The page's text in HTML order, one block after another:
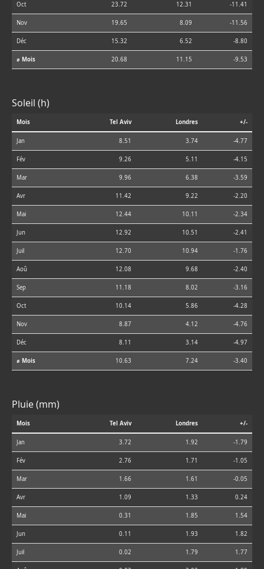
Oct 23.72 12.31 -11.41
Nov 19.65 8.09 -11.56
Déc 15.32 6.52 -8.80
⌀ Mois 20.68 11.15 -9.53
Soleil (h)
Mois Tel Aviv Londres +/-
Jan 8.51 3.74 -4.77
Fév 9.26 5.11 -4.15
Mar 9.96 6.38 -3.59
Avr 11.42 9.22 -2.20
Mai 12.44 10.11 -2.34
Jun 12.92 10.51 -2.41
Juil 12.70 10.94 -1.76
Aoû 12.08 9.68 -2.40
Sep 11.18 8.02 -3.16
Oct 10.14 5.86 -4.28
Nov 8.87 4.12 -4.76
Déc 8.11 3.14 -4.97
⌀ Mois 10.63 7.24 -3.40
Pluie (mm)
Mois Tel Aviv Londres +/-
Jan 3.72 1.92 -1.79
Fév 2.76 1.71 -1.05
Mar 1.66 1.61 -0.05
Avr 1.09 1.33 0.24
Mai 0.31 1.85 1.54
Jun 0.11 1.93 1.82
Juil 0.02 1.79 1.77